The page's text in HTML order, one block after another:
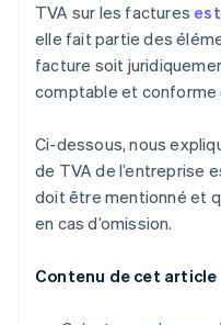
TVA sur les factures
elle fait partie des
facture soit
comptable et conforme
Ci-dessous, nous
de TVA de l’entreprise
doit être mentionné et
en cas d’omission.
Contenu de cet article